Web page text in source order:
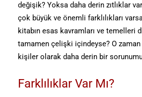
değişik? Yoksa daha derin zıtlıklar
çok büyük ve önemli farklılıkları
kitabın esas kavramları ve temelleri
tamamen çelişki içindeyse? O
kişiler olarak daha derin bir
Farklılıklar Var Mı?